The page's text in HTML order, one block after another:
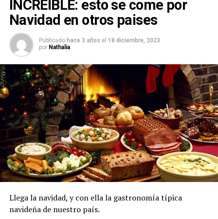
INCREIBLE: esto se come por
Navidad en otros paises
Publicado hace 3 años el 18 diciembre, 2023
por Nathalia
Llega la navidad, y con ella la gastronomía típica
navideña de nuestro país.